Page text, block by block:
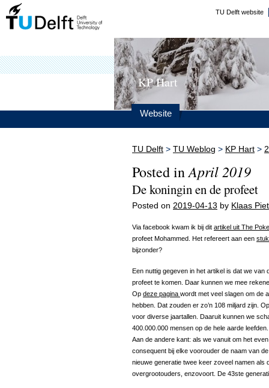
TU Delft website
KP Hart
Website
TU Delft > TU Weblog > KP Hart >
Posted inApril 2019
De koningin en de profeet
Posted on 2019-04-13 by Klaas
Via facebook kwam ik bij dit artikel uit The Poke
profeet Mohammed. Het refereert aan een
bijzonder?
Een nuttig gegeven in het artikel is dat we van
profeet te komen. Daar kunnen we mee
Op deze pagina wordt met veel slagen om de
hebben. Dat zouden er zo’n 108 miljard zijn.
voor diverse jaartallen. Daaruit kunnen we
400.000.000 mensen op de hele aarde leefden.
Aan de andere kant: als we vanuit om het
consequent bij elke voorouder de naam van
nieuwe generatie twee keer zoveel namen
overgrootouders, enzovoort. De 43ste